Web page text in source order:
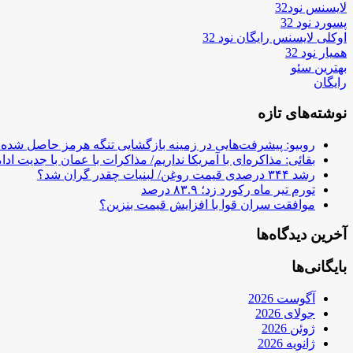
لایسنس نود32
پسورد نود 32
اوکلی لایسنس رایگان نود 32
همیار نود 32
بهترین سئو
رایگان
نوشته‌های تازه
روبیو: پیشرفت‌هایی در زمینه بازگشایی تنگه هرمز حاصل
بقائی: مذاکره‌ای با آمریکا نداریم/ مذاکرات با عمان با جدیت
رشد ۳۴۴ درصدی قیمت روغن/ لبنیات چقدر گران شد؟
تورم تیر ماه رکورد زد؛ ۸۳.۹ درصد
موافقت سران قوا با افزایش قیمت بنزین؟
آخرین دیدگاه‌ها
بایگانی‌ها
آگوست 2026
جولای 2026
ژوئن 2026
ژانویه 2026